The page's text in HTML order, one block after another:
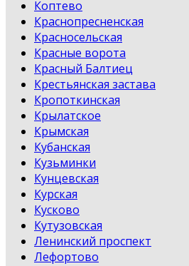
Коптево
Краснопресненская
Красносельская
Красные ворота
Красный Балтиец
Крестьянская застава
Кропоткинская
Крылатское
Крымская
Кубанская
Кузьминки
Кунцевская
Курская
Кусково
Кутузовская
Ленинский проспект
Лефортово